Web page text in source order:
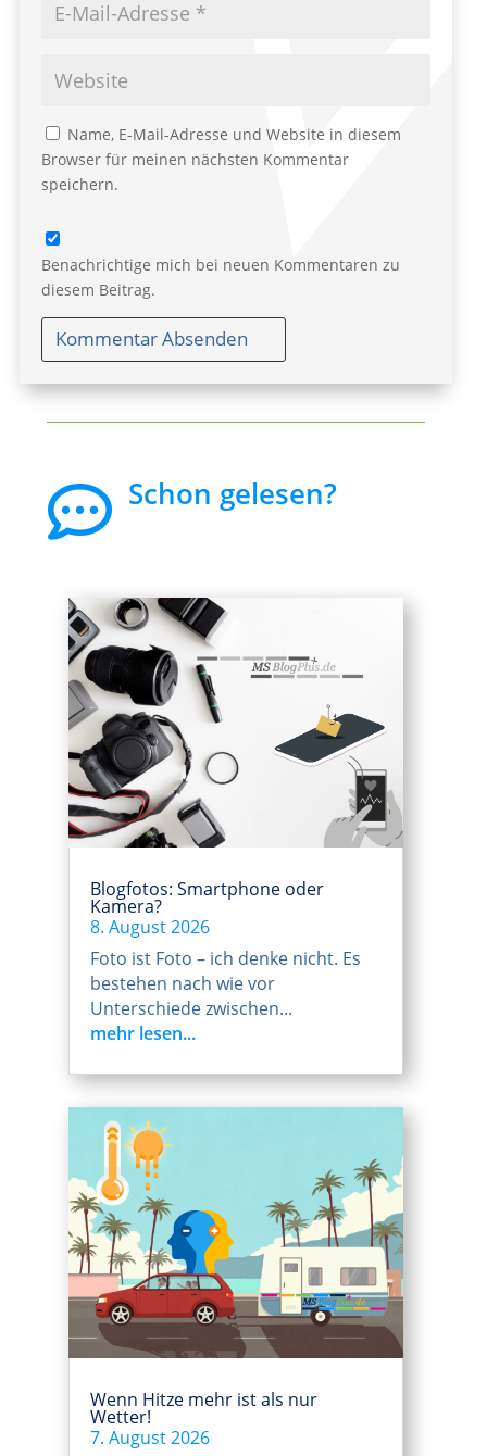
Name, E-Mail-Adresse und Website in diesem
Browser für meinen nächsten Kommentar
speichern.
Benachrichtige mich bei neuen Kommentaren zu
diesem Beitrag.
Kommentar Absenden
 Schon gelesen?
Blogfotos: Smartphone oder
Kamera?
8. August 2026
Foto ist Foto – ich denke nicht. Es
bestehen nach wie vor
Unterschiede zwischen...
mehr lesen...
Wenn Hitze mehr ist als nur
Wetter!
7. August 2026